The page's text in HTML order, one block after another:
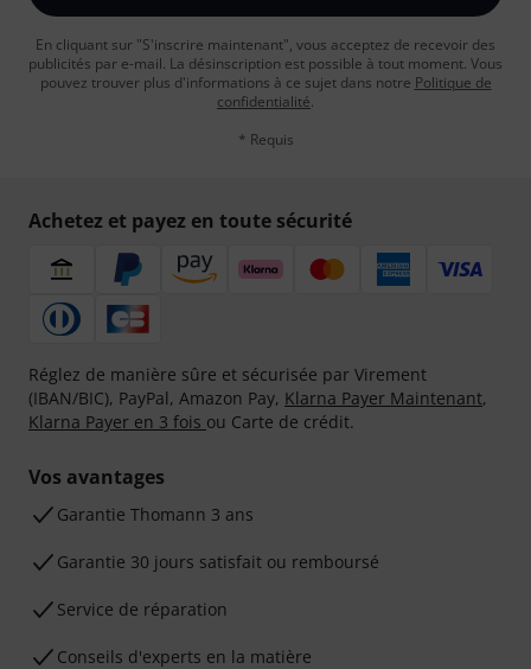
En cliquant sur "S'inscrire maintenant", vous acceptez de recevoir des
publicités par e-mail. La désinscription est possible à tout moment. Vous
pouvez trouver plus d'informations à ce sujet dans notre Politique de
confidentialité.
* Requis
Achetez et payez en toute sécurité
Réglez de manière sûre et sécurisée par Virement
(IBAN/BIC), PayPal, Amazon Pay, Klarna Payer Maintenant,
Klarna Payer en 3 fois ou Carte de crédit.
Vos avantages
Ga­ran­tie Thomann 3 ans
Garantie 30 jours satisfait ou remboursé
Service de réparation
Conseils d'experts en la matière